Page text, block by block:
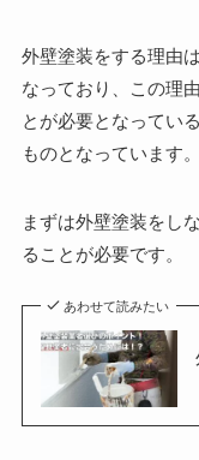
外壁塗装をする理由
なっており、この理
とが必要となってい
ものとなっています。
まずは外壁塗装をし
ることが必要です。
あわせて読みたい